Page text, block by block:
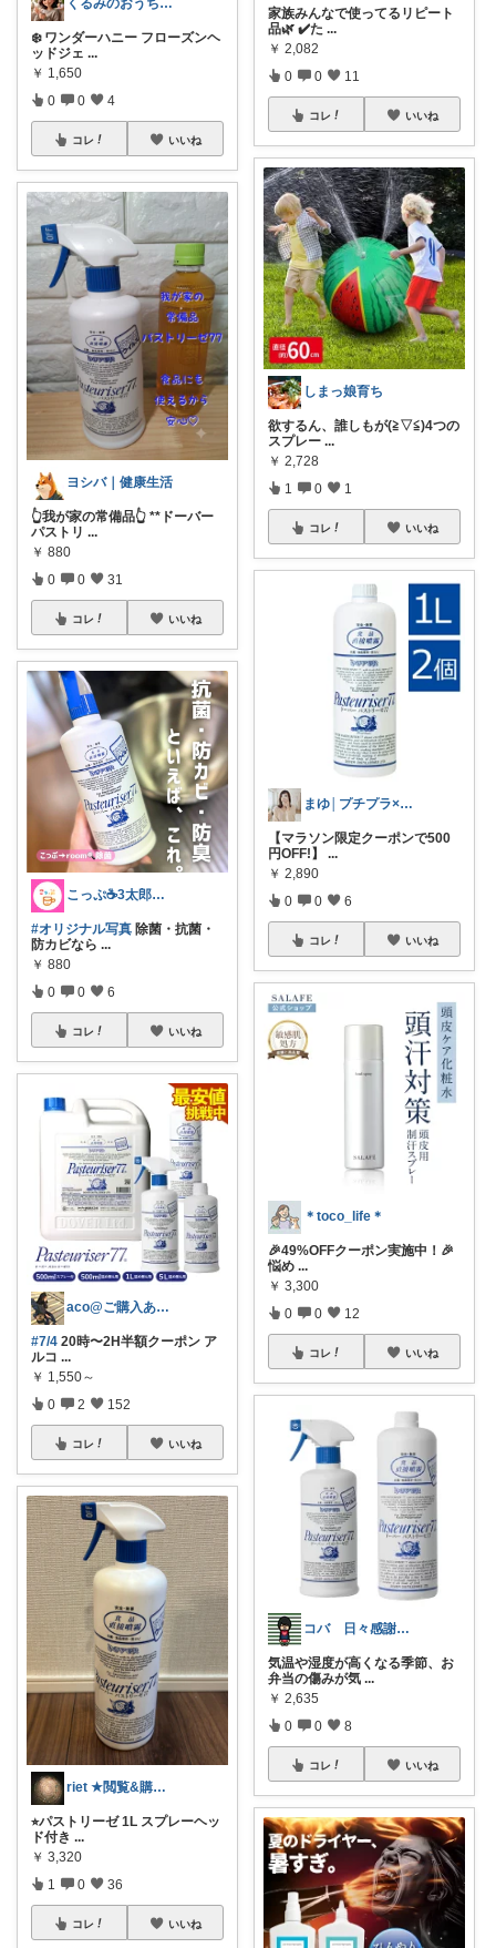
❄️ ワンダーハニー フローズンヘ
ッドジェ ...
￥ 1,650
0 0 4
コレ いいね
ヨシバ｜健康生活
👆我が家の常備品👆 **ドーバー
パストリ ...
￥ 880
0 0 31
コレ いいね
こっぷ☕️3太郎ママ
#オリジナル写真 除菌・抗菌・
防カビなら ...
￥ 880
0 0 6
コレ いいね
aco@ご購入ありがとうございます✨️
#7/4 20時〜2H半額クーポン ア
ルコ ...
￥ 1,550～
0 2 152
コレ いいね
riet ★閲覧&購入ありがとう！
⭐︎パストリーゼ 1L スプレーヘッ
ド付き ...
￥ 3,320
1 0 36
コレ いいね
家族みんなで使ってるリピート
品🌿 ✔️た ...
￥ 2,082
0 0 11
コレ いいね
しまっ娘育ち
欲するん、誰しもが(≧▽≦)4つの
スプレー ...
￥ 2,728
1 0 1
コレ いいね
まゆ│プチプラ×ご褒美スイーツ
【マラソン限定クーポンで500
円OFF!】
...
￥ 2,890
0 0 6
コレ いいね
＊toco_life＊
🎉49%OFFクーポン実施中！🎉
悩め ...
￥ 3,300
0 0 12
コレ いいね
コバ 日々感謝✨私のすきなもの帖✨
気温や湿度が高くなる季節、お
弁当の傷みが気 ...
￥ 2,635
0 0 8
コレ いいね